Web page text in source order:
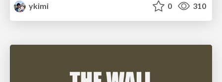
ykimi
0 310